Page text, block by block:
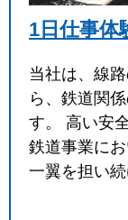
1日仕事体
当社は、線
ら、鉄道関
す。 高い安
鉄道事業に
一翼を担い